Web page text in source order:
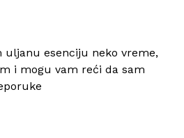
uljanu esenciju neko vreme,
i mogu vam reći da sam